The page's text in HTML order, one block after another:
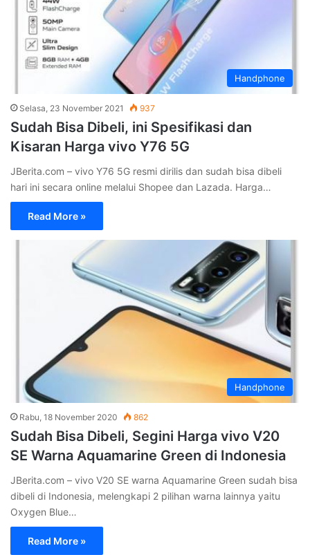
Handphone
Selasa, 23 November 2021 937
Sudah Bisa Dibeli, ini Spesifikasi dan
Kisaran Harga vivo Y76 5G
JBerita.com – vivo Y76 5G resmi dirilis dan sudah bisa dibeli
hari ini secara online melalui Shopee dan Lazada. Harga…
Read More »
Handphone
Rabu, 18 November 2020 862
Sudah Bisa Dibeli, Segini Harga vivo V20
SE Warna Aquamarine Green di Indonesia
JBerita.com – vivo V20 SE warna Aquamarine Green sudah bisa
dibeli di Indonesia, melengkapi 2 pilihan warna lainnya yaitu
Oxygen Blue…
Read More »